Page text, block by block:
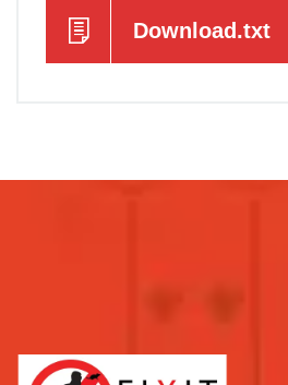
Download.txt